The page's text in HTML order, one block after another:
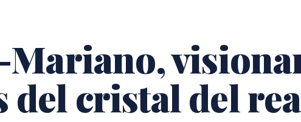
Mariano,
del cristal del